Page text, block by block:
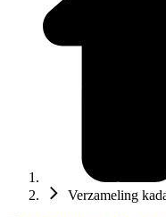
Verzameling